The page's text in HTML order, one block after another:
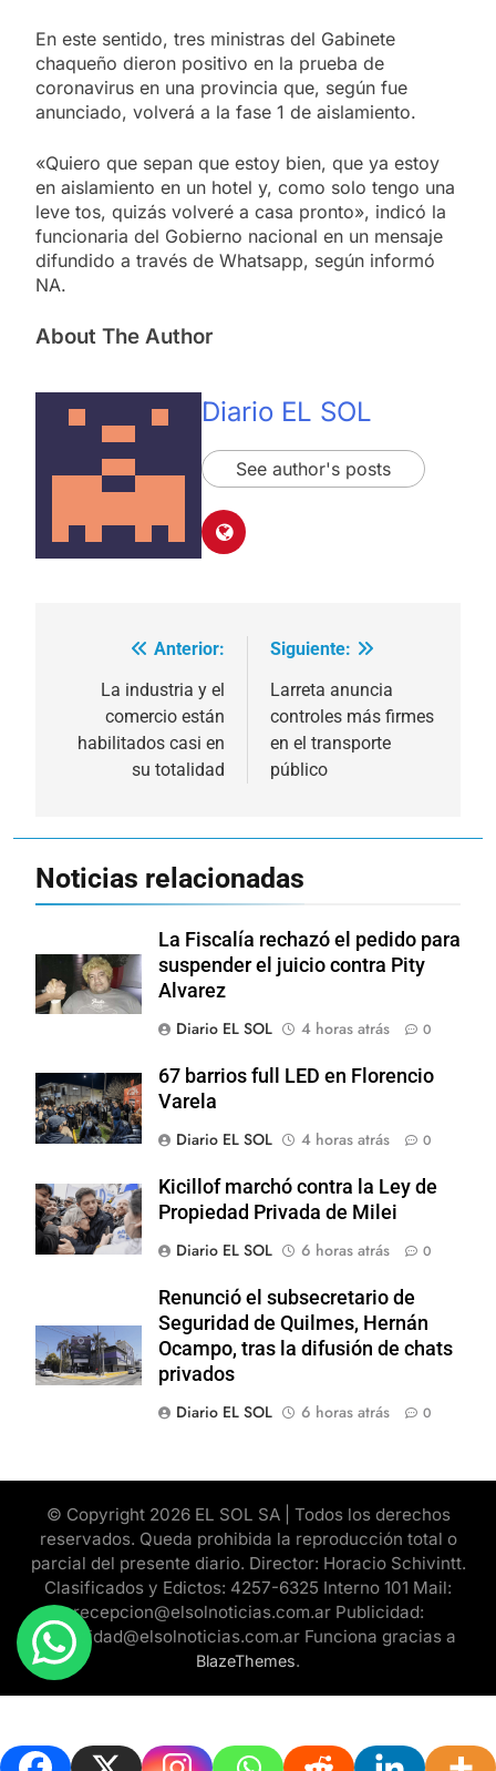
En este sentido, tres ministras del Gabinete
chaqueño dieron positivo en la prueba de
coronavirus en una provincia que, según fue
anunciado, volverá a la fase 1 de aislamiento.
«Quiero que sepan que estoy bien, que ya estoy
en aislamiento en un hotel y, como solo tengo una
leve tos, quizás volveré a casa pronto», indicó la
funcionaria del Gobierno nacional en un mensaje
difundido a través de Whatsapp, según informó
NA.
About The Author
Diario EL SOL
See author's posts
Navegación
entradas
Anterior:
La industria y el
comercio están
habilitados casi en
su totalidad
Siguiente:
Larreta anuncia
controles más firmes
en el transporte
público
Noticias relacionadas
La Fiscalía rechazó el pedido para
suspender el juicio contra Pity
Alvarez
Diario EL SOL
4 horas atrás 0
67 barrios full LED en Florencio
Varela
Diario EL SOL
4 horas atrás 0
Kicillof marchó contra la Ley de
Propiedad Privada de Milei
Diario EL SOL
6 horas atrás 0
Renunció el subsecretario de
Seguridad de Quilmes, Hernán
Ocampo, tras la difusión de chats
privados
Diario EL SOL
6 horas atrás 0
© Copyright 2026 EL SOL SA | Todos los derechos
reservados. Queda prohibida la reproducción total o
parcial del presente diario. Director: Horacio Schivintt.
Clasificados y Edictos: 4257-6325 Interno 101 Mail:
recepcion@elsolnoticias.com.ar Publicidad:
publicidad@elsolnoticias.com.ar Funciona gracias a
BlazeThemes.